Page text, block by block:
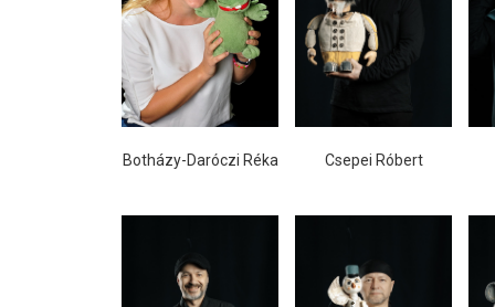
Botházy-Daróczi Réka Csepei Róbert